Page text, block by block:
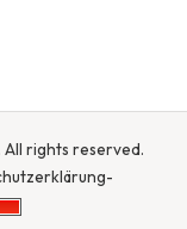
rights reserved.
-